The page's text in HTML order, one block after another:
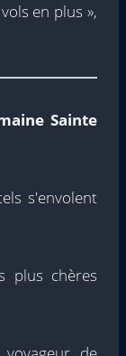
en plus »,
Sainte
s'envolent
plus chères